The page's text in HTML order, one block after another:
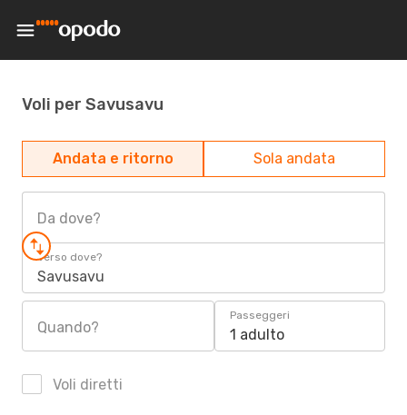
Voli per Savusavu
Andata e ritorno Sola andata
Da dove?
Verso dove?
Savusavu
Quando?
Passeggeri
1 adulto
Voli diretti